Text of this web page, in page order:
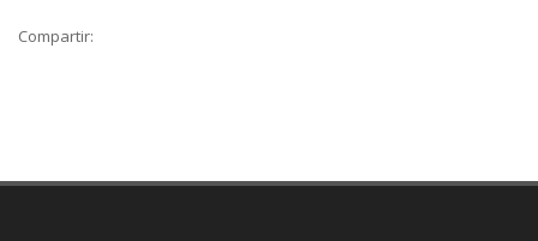
Compartir: